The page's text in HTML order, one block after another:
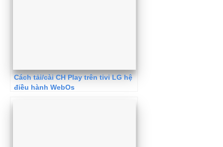
Cách tải/cài CH Play trên tivi LG hệ
điều hành WebOs